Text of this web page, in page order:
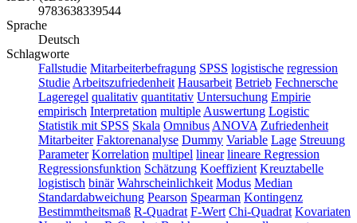
9783638339544
Sprache
Deutsch
Schlagworte
Fallstudie Mitarbeiterbefragung SPSS logistische regression
Studie Arbeitszufriedenheit Hausarbeit Betrieb Fechnersche
Lageregel qualitativ quantitativ Untersuchung Empirie
empirisch Interpretation multiple Auswertung Logistic
Statistik mit SPSS Skala Omnibus ANOVA Zufriedenheit
Mitarbeiter Faktorenanalyse Dummy Variable Lage Streuung
Parameter Korrelation multipel linear lineare Regression
Regressionsfunktion Schätzung Koeffizient Kreuztabelle
logistisch binär Wahrscheinlichkeit Modus Median
Standardabweichung Pearson Spearman Kontingenz
Bestimmtheitsmaß R-Quadrat F-Wert Chi-Quadrat Kovariaten